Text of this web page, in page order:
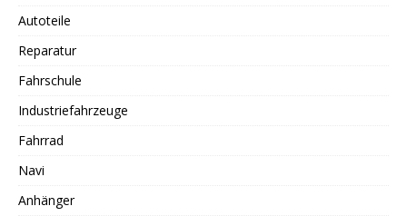
Autoteile
Reparatur
Fahrschule
Industriefahrzeuge
Fahrrad
Navi
Anhänger